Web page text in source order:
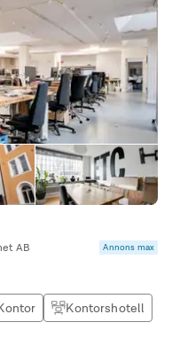
AB Annons max
Kontorshotell